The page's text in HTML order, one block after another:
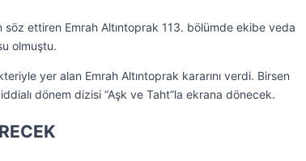
söz ettiren Emrah Altıntoprak 113. bölümde ekibe veda
olmuştu.
yer alan Emrah Altıntoprak kararını verdi. Birsen
dönem dizisi “Aşk ve Taht”la ekrana dönecek.